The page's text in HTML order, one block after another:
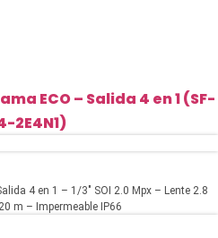
ECO – Salida 4 en 1 (SF-
2E4N1)
4 en 1 – 1/3" SOI 2.0 Mpx – Lente 2.8
m – Impermeable IP66